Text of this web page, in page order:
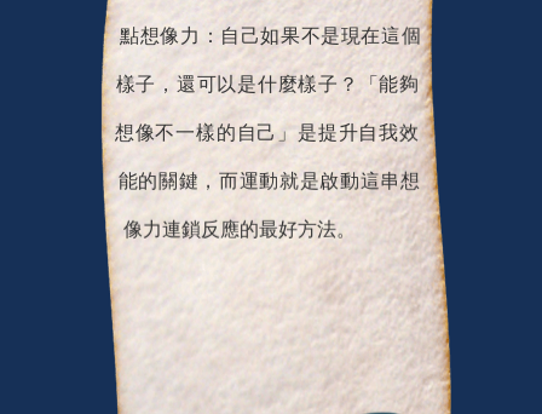
點想像力：自己如果不是現在這個
樣子，還可以是什麼樣子？「能夠
想像不一樣的自己」是提升自我效
能的關鍵，而運動就是啟動這串想
像力連鎖反應的最好方法。